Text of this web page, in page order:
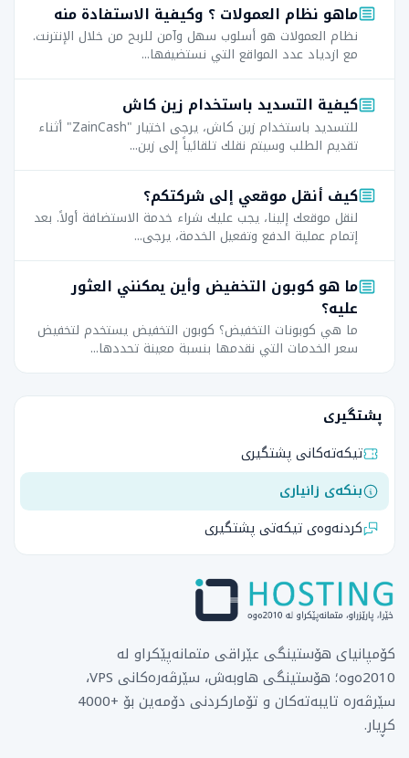
ماهو نظام العمولات ؟ وكيفية الاستفادة منه
نظام العمولات هو أسلوب سهل وآمن للربح من خلال الإنترنت.
مع ازدياد عدد المواقع التي نستضيفها...
كيفية التسديد باستخدام زين كاش
للتسديد باستخدام زين كاش، يرجى اختيار "ZainCash" أثناء
تقديم الطلب وسيتم نقلك تلقائياً إلى زين...
كيف أنقل موقعي إلى شركتكم؟
لنقل موقعك إلينا، يجب عليك شراء خدمة الاستضافة أولاً. بعد
إتمام عملية الدفع وتفعيل الخدمة، يرجى...
ما هو كوبون التخفيض وأين يمكنني العثور
عليه؟
ما هي كوبونات التخفيض؟ كوبون التخفيض يستخدم لتخفيض
سعر الخدمات التي نقدمها بنسبة معينة تحددها...
پشتگیری
تیکەتەکانی پشتگیری
بنکەی زانیاری
کردنەوەی تیکەتی پشتگیری
کۆمپانیای هۆستینگی عێراقی متمانەپێکراو لە
2010ەوە؛ هۆستینگی هاوبەش، سێرڤەرەکانی VPS،
سێرڤەرە تایبەتەکان و تۆمارکردنی دۆمەین بۆ +4000
کڕیار.